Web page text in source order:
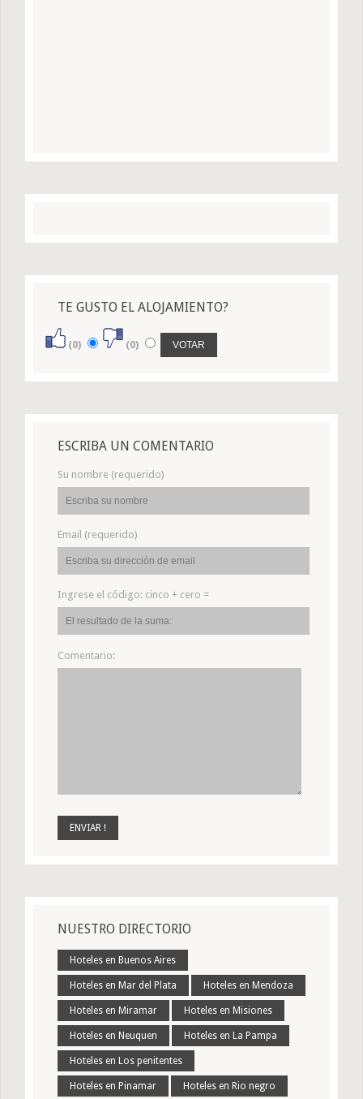
TE GUSTO EL ALOJAMIENTO?
(0) (0)
ESCRIBA UN COMENTARIO
Su nombre (requerido)
Email (requerido)
Ingrese el código: cinco + cero =
Comentario:
NUESTRO DIRECTORIO
Hoteles en Buenos Aires
Hoteles en Mar del Plata Hoteles en Mendoza
Hoteles en Miramar Hoteles en Misiones
Hoteles en Neuquen Hoteles en La Pampa
Hoteles en Los penitentes
Hoteles en Pinamar Hoteles en Rio negro